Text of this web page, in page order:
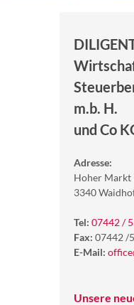
m.b. H.
und Co
Adresse:
Hoher Markt
3340
Tel: 07442 /
Fax: 07442 /
E-Mail:
Unsere